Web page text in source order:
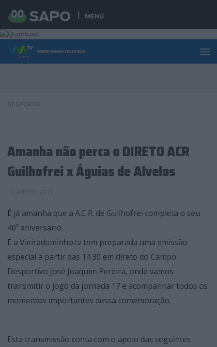
MENU
Skip to content
Amanha não perca o DIRETO ACR
Guilhofrei x Águias de Alvelos
É já amanha que a A.C.R. de Guilhofrei completa o seu
40º aniversário.
E a Vieiradominho.tv tem preparada uma emissão
especial a partir das 14.30 em direto do Campo
Desportivo José Joaquim Pereira, onde vamos
transmitir o jogo da jornada 17 e acompanhar todos os
momentos importantes dessa comemoração.
Esta transmissão conta com o apoio das seguintes